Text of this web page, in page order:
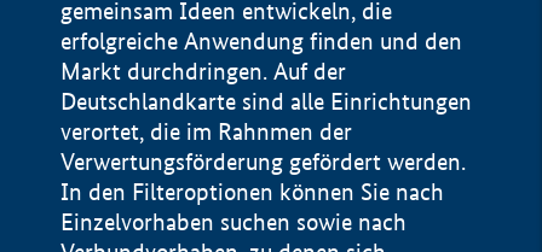
gemeinsam Ideen entwickeln, die
erfolgreiche Anwendung finden und den
Markt durchdringen. Auf der
Deutschlandkarte sind alle Einrichtungen
verortet, die im Rahnmen der
Verwertungsförderung gefördert werden.
In den Filteroptionen können Sie nach
Einzelvorhaben suchen sowie nach